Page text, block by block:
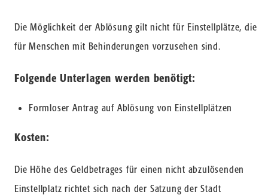
Die Möglichkeit der Ablösung gilt nicht für Einstellplätze, die
für Menschen mit Behinderungen vorzusehen sind.
Folgende Unterlagen werden benötigt:
Formloser Antrag auf Ablösung von Einstellplätzen
Kosten:
Die Höhe des Geldbetrages für einen nicht abzulösenden
Einstellplatz richtet sich nach der Satzung der Stadt